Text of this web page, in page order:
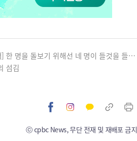
명을 돌보기 위해선 네 명이 들것을 들어야 합니다
섬김
ⓒ cpbc News, 무단 전재 및 재배포 금지